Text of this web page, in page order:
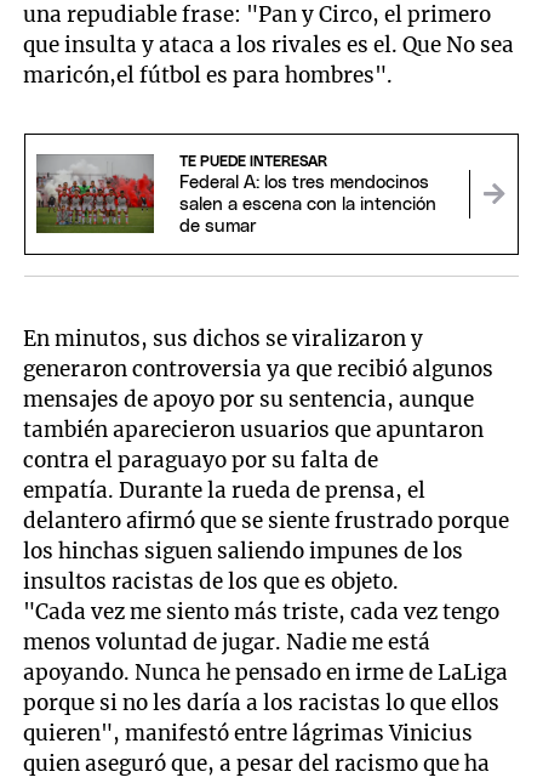
una repudiable frase: "Pan y Circo, el primero
que insulta y ataca a los rivales es el. Que No sea
maricón,el fútbol es para hombres".
TE PUEDE INTERESAR
Federal A: los tres mendocinos
salen a escena con la intención
de sumar
En minutos, sus dichos se viralizaron y
generaron controversia ya que recibió algunos
mensajes de apoyo por su sentencia, aunque
también aparecieron usuarios que apuntaron
contra el paraguayo por su falta de
empatía. Durante la rueda de prensa, el
delantero afirmó que se siente frustrado porque
los hinchas siguen saliendo impunes de los
insultos racistas de los que es objeto.
"Cada vez me siento más triste, cada vez tengo
menos voluntad de jugar. Nadie me está
apoyando. Nunca he pensado en irme de LaLiga
porque si no les daría a los racistas lo que ellos
quieren", manifestó entre lágrimas Vinicius
quien aseguró que, a pesar del racismo que ha